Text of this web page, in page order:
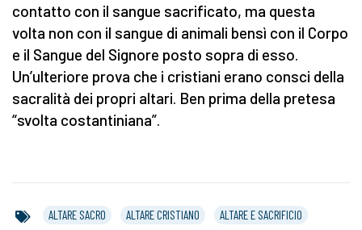
contatto con il sangue sacrificato, ma questa
volta non con il sangue di animali bensì con il Corpo
e il Sangue del Signore posto sopra di esso.
Un’ulteriore prova che i cristiani erano consci della
sacralità dei propri altari. Ben prima della pretesa
“svolta costantiniana”.
ALTARE SACRO ALTARE CRISTIANO ALTARE E SACRIFICIO